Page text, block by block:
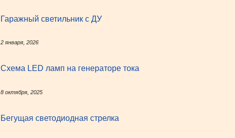
Гаражный светильник с ДУ
2 января, 2026
Схема LED ламп на генераторе тока
8 октября, 2025
Бегущая светодиодная стрелка